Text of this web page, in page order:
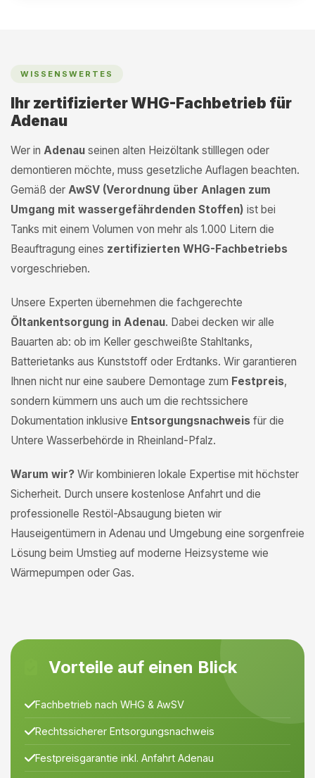
WISSENSWERTES
Ihr zertifizierter WHG-Fachbetrieb für
Adenau
Wer in Adenau seinen alten Heizöltank stilllegen oder
demontieren möchte, muss gesetzliche Auflagen beachten.
Gemäß der AwSV (Verordnung über Anlagen zum
Umgang mit wassergefährdenden Stoffen) ist bei
Tanks mit einem Volumen von mehr als 1.000 Litern die
Beauftragung eines zertifizierten WHG-Fachbetriebs
vorgeschrieben.
Unsere Experten übernehmen die fachgerechte
Öltankentsorgung in Adenau. Dabei decken wir alle
Bauarten ab: ob im Keller geschweißte Stahltanks,
Batterietanks aus Kunststoff oder Erdtanks. Wir garantieren
Ihnen nicht nur eine saubere Demontage zum Festpreis,
sondern kümmern uns auch um die rechtssichere
Dokumentation inklusive Entsorgungsnachweis für die
Untere Wasserbehörde in Rheinland-Pfalz.
Warum wir? Wir kombinieren lokale Expertise mit höchster
Sicherheit. Durch unsere kostenlose Anfahrt und die
professionelle Restöl-Absaugung bieten wir
Hauseigentümern in Adenau und Umgebung eine sorgenfreie
Lösung beim Umstieg auf moderne Heizsysteme wie
Wärmepumpen oder Gas.
Vorteile auf einen Blick
Fachbetrieb nach WHG & AwSV
Rechtssicherer Entsorgungsnachweis
Festpreisgarantie inkl. Anfahrt Adenau